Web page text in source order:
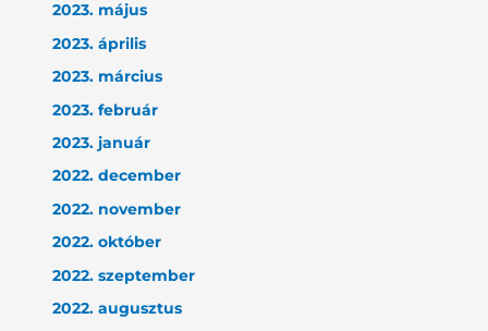
2023. május
2023. április
2023. március
2023. február
2023. január
2022. december
2022. november
2022. október
2022. szeptember
2022. augusztus